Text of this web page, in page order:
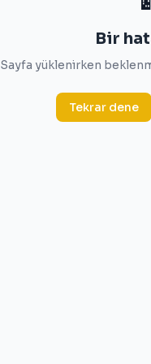
Bir
Sayfa yüklenirken
Tekrar dene